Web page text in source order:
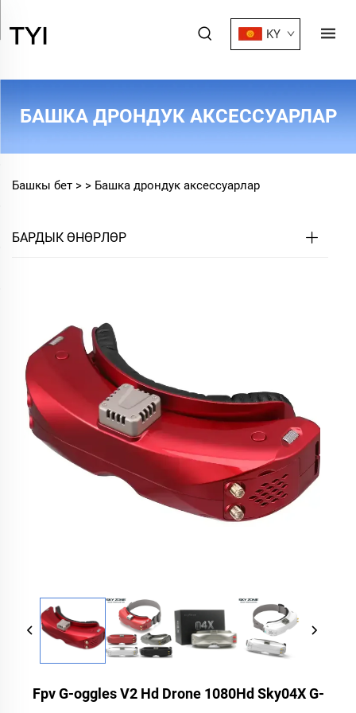
KY
БАШКА ДРОНДУК АКСЕССУАРЛАР
Башкы бет > > Башка дрондук аксессуарлар
БАРДЫК ӨНӨРЛӨР
Fpv G-oggles V2 Hd Drone 1080Hd Sky04X G-